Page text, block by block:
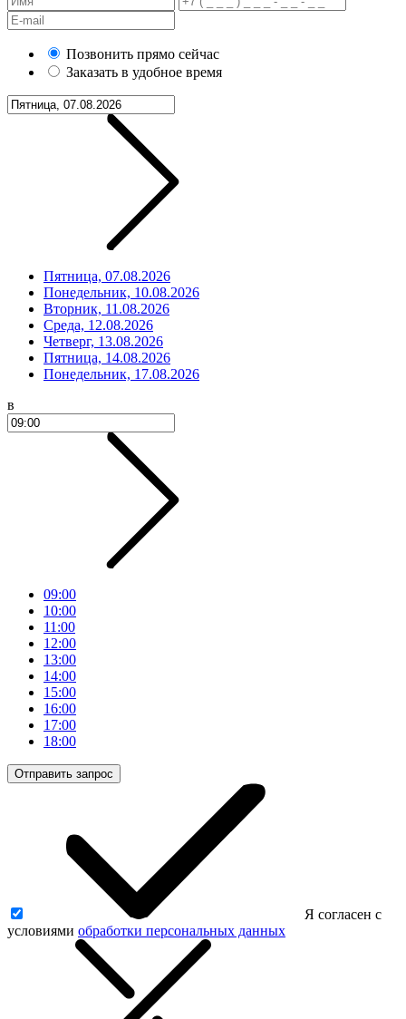
Позвонить прямо сейчас
Заказать в удобное время
Пятница, 07.08.2026
Понедельник, 10.08.2026
Вторник, 11.08.2026
Среда, 12.08.2026
Четверг, 13.08.2026
Пятница, 14.08.2026
Понедельник, 17.08.2026
в
09:00
10:00
11:00
12:00
13:00
14:00
15:00
16:00
17:00
18:00
Отправить запрос
Я согласен с
условиями обработки персональных данных